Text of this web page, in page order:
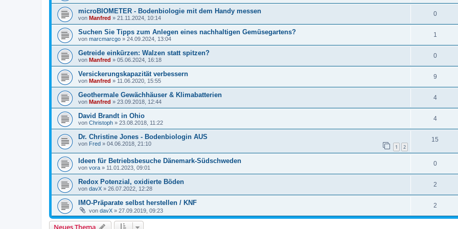
microBIOMETER - Bodenbiologie mit dem Handy messen
von Manfred » 21.11.2024, 10:14
0
Suchen Sie Tipps zum Anlegen eines nachhaltigen Gemüsegartens?
von marcmarcgo » 24.09.2024, 13:04
1
Getreide einkürzen: Walzen statt spitzen?
von Manfred » 05.06.2024, 16:18
0
Versickerungskapazität verbessern
von Manfred » 11.06.2020, 15:55
9
Geothermale Gewächhäuser & Klimabatterien
von Manfred » 23.09.2018, 12:44
4
David Brandt in Ohio
von Christoph » 23.08.2018, 11:22
4
Dr. Christine Jones - Bodenbiologin AUS
von Fred » 04.06.2018, 21:10 1 2
15
Ideen für Betriebsbesuche Dänemark-Südschweden
von vora » 11.01.2023, 09:01
0
Redox Potenzial, oxidierte Böden
von davX » 26.07.2022, 12:28
2
IMO-Präparate selbst herstellen / KNF
von davX » 27.09.2019, 09:23
2
Neues Thema